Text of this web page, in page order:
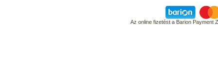
Az online fizetést a Barion Payment